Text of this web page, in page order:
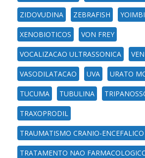
ZIDOVUDINA ZEBRAFISH
XENOBIOTICOS VON FREY
VOCALIZACAO ULTRASSONICA
VASODILATACAO UVA URATO
TUCUMA TUBULINA
TRAXOPRODIL
TRAUMATISMO CRANIO-ENCEFALICO
TRATAMENTO NAO